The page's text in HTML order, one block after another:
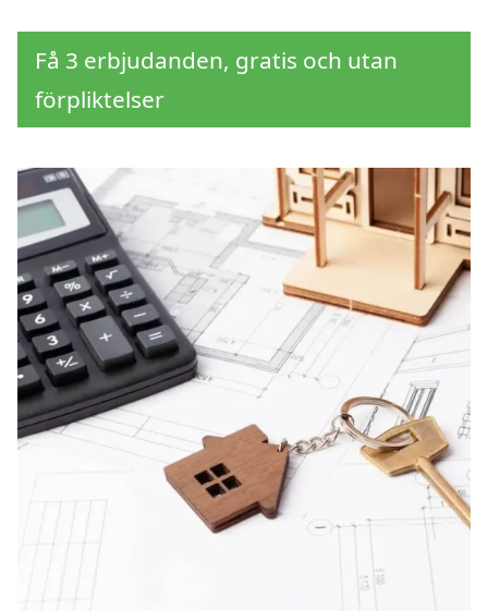
Få 3 erbjudanden, gratis och utan
förpliktelser